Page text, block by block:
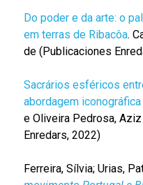
Do poder e da arte: o
em terras de Ribacôa.
de (Publicaciones
Sacrários esféricos
abordagem
e Oliveira Pedrosa,
Enredars, 2022)
Ferreira, Sílvia; Urias,